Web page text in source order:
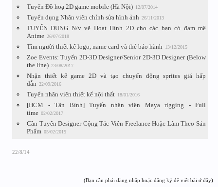
Tuyển Đồ hoạ 2D game mobile (Hà Nội) 12/07/2014
Tuyển dụng Nhân viên chỉnh sửa hình ảnh 26/11/2013
TUYỂN DỤNG N/v vẽ Hoạt Hình 2D cho các bạn có đam mê
Anime 26/07/2018
Tìm người thiết kế logo, name card và thẻ bảo hành 13/12/2015
Zoe Events: Tuyển 2D-3D Designer/Senior 2D-3D Designer (Below
the line) 23/08/2017
Nhận thiết kế game 2D và tạo chuyển động sprites giá hấp
dẫn 22/09/2016
Tuyển nhân viên thiết kế nội thất 18/01/2016
[HCM - Tân Bình] Tuyển nhân viên Maya rigging - Full
time 02/02/2017
Cần Tuyển Designer Cộng Tác Viên Freelance Hoặc Làm Theo Sản
Phẩm 05/02/2015
22/8/14
(Bạn cần phải đăng nhập hoặc đăng ký để viết bài ở đây)